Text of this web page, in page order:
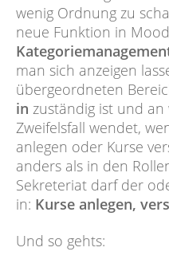
wenig Ordnung zu
neue Funktion in
man sich anzeigen
übergeordneten
in zuständig ist und
Zweifelsfall wendet,
anlegen oder Kurse
anders als in den
Sekreteriat darf der
in: Kurse anlegen,
Und so gehts: